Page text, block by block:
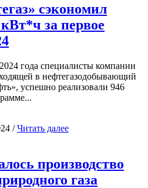
сэкономил
за первое
года специалисты компании
в нефтегазодобывающий
успешно реализовали 946
/Читать далее
производство
газа